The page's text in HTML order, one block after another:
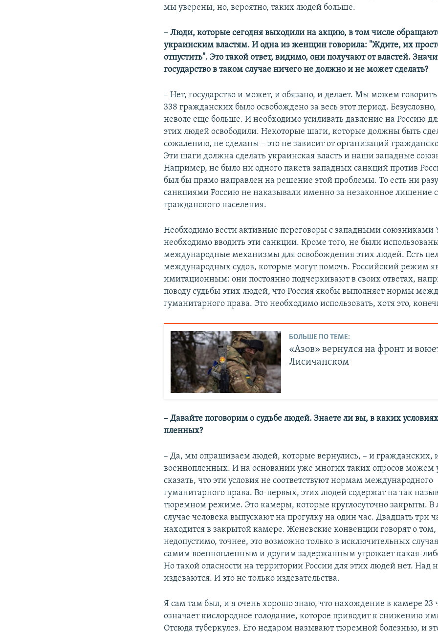
мы уверены, но, вероятно, таких людей больше.
– Люди, которые сегодня выходили на акцию, в том числе
украинским властям. И одна из женщин говорила: "Ждите, их
отпустить". Это такой ответ, видимо, они получают от властей.
государство в таком случае ничего не должно и не может сделать?
– Нет, государство и может, и обязано, и делает. Мы можем
338 гражданских было освобождено за весь этот период. Безусловно,
неволе еще больше. И необходимо усиливать давление на Россию
этих людей освободили. Некоторые шаги, которые должны быть
сожалению, не сделаны – это не зависит от организаций
Эти шаги должна сделать украинская власть и наши западные
Например, не было ни одного пакета западных санкций против
был бы прямо направлен на решение этой проблемы. То есть ни
санкциями Россию не наказывали именно за незаконное лишение
гражданского населения.
Необходимо вести активные переговоры с западными
необходимо вводить эти санкции. Кроме того, не были
международные механизмы для освобождения этих людей. Есть
международных судов, которые могут помочь. Российский режим
имитационным: они постоянно подчеркивают в своих ответах,
поводу судьбы этих людей, что Россия якобы выполняет нормы
гуманитарного права. Это необходимо использовать, хотя это,
БОЛЬШЕ ПО ТЕМЕ:
«Азов» вернулся на фронт и
Лисичанском
– Давайте поговорим о судьбе людей. Знаете ли вы, в каких
пленных?
– Да, мы опрашиваем людей, которые вернулись, – и гражданских,
военнопленных. И на основании уже многих таких опросов можем
сказать, что эти условия не соответствуют нормам международного
гуманитарного права. Во-первых, этих людей содержат на так
тюремном режиме. Это камеры, которые круглосуточно закрыты.
случае человека выпускают на прогулку на один час. Двадцать три
находится в закрытой камере. Женевские конвенции говорят о том,
недопустимо, точнее, это возможно только в исключительных
самим военнопленным и другим задержанным угрожает какая-
Но такой опасности на территории России для этих людей нет. Над
издеваются. И это не только издевательства.
Я сам там был, и я очень хорошо знаю, что нахождение в камере 23
означает кислородное голодание, которое приводит к снижению
Отсюда туберкулез. Его недаром называют тюремной болезнью, и